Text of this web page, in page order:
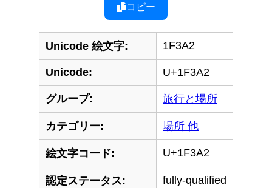
コピー
Unicode 絵文字: 1F3A2
Unicode: U+1F3A2
グループ: 旅行と場所
カテゴリー: 場所 他
絵文字コード: U+1F3A2
認定ステータス: fully-qualified